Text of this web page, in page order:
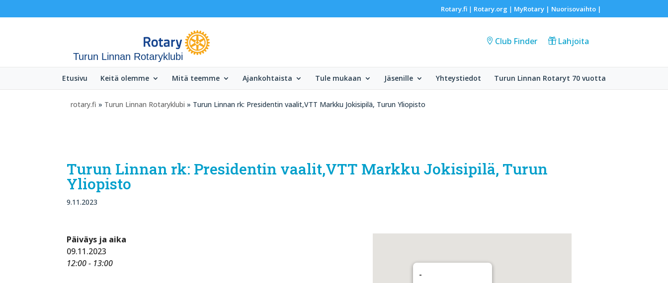
Rotary.fi| Rotary.org | MyRotary | Nuorisovaihto|
Turun Linnan Rotaryklubi
Club Finder Lahjoita
Etusivu Keitä olemme Mitä teemme Ajankohtaista Tule mukaan Jäsenille Yhteystiedot Turun Linnan Rotaryt 70 vuotta
rotary.fi » Turun Linnan Rotaryklubi » Turun Linnan rk: Presidentin vaalit,VTT Markku Jokisipilä, Turun Yliopisto
Turun Linnan rk: Presidentin vaalit,VTT Markku Jokisipilä, Turun
Yliopisto
9.11.2023
-
Päiväys ja aika
09.11.2023
12:00 - 13:00